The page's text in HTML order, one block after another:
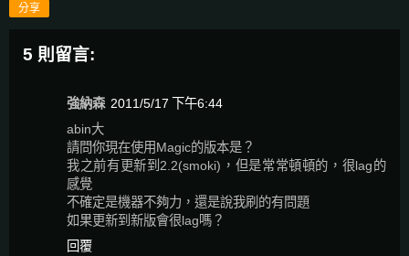
分享
5 則留言:
強納森 2011/5/17 下午6:44
abin大
請問你現在使用Magic的版本是？
我之前有更新到2.2(smoki)，但是常常頓頓的，很lag的
感覺
不確定是機器不夠力，還是說我刷的有問題
如果更新到新版會很lag嗎？
回覆